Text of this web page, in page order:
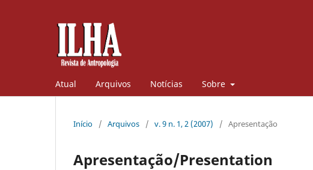
Atual Arquivos Notícias Sobre
Início / Arquivos / v. 9 n. 1, 2 (2007) / Apresentação
Apresentação/Presentation